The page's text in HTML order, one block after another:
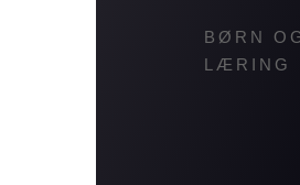
BØRN
LÆRING